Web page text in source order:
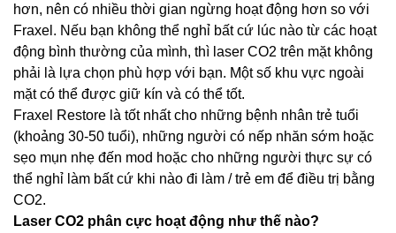
hơn, nên có nhiều thời gian ngừng hoạt động hơn so với
Fraxel. Nếu bạn không thể nghỉ bất cứ lúc nào từ các hoạt
động bình thường của mình, thì laser CO2 trên mặt không
phải là lựa chọn phù hợp với bạn. Một số khu vực ngoài
mặt có thể được giữ kín và có thể tốt.
Fraxel Restore là tốt nhất cho những bệnh nhân trẻ tuổi
(khoảng 30-50 tuổi), những người có nếp nhăn sớm hoặc
sẹo mụn nhẹ đến mod hoặc cho những người thực sự có
thể nghỉ làm bất cứ khi nào đi làm / trẻ em để điều trị bằng
CO2.
Laser CO2 phân cực hoạt động như thế nào?